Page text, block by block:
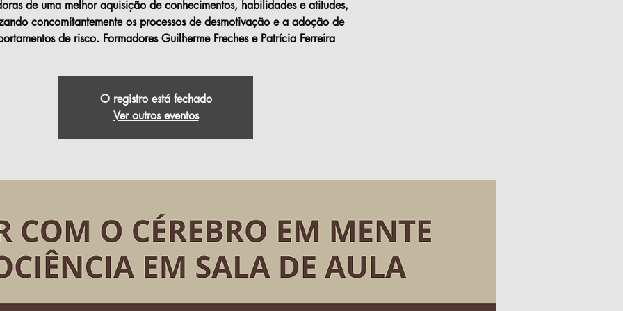
de uma melhor aquisição de conhecimentos, habilidades e atitudes,
concomitantemente os processos de desmotivação e a adoção de
de risco. Formadores Guilherme Freches e Patrícia Ferreira
O registro está fechado
Ver outros eventos